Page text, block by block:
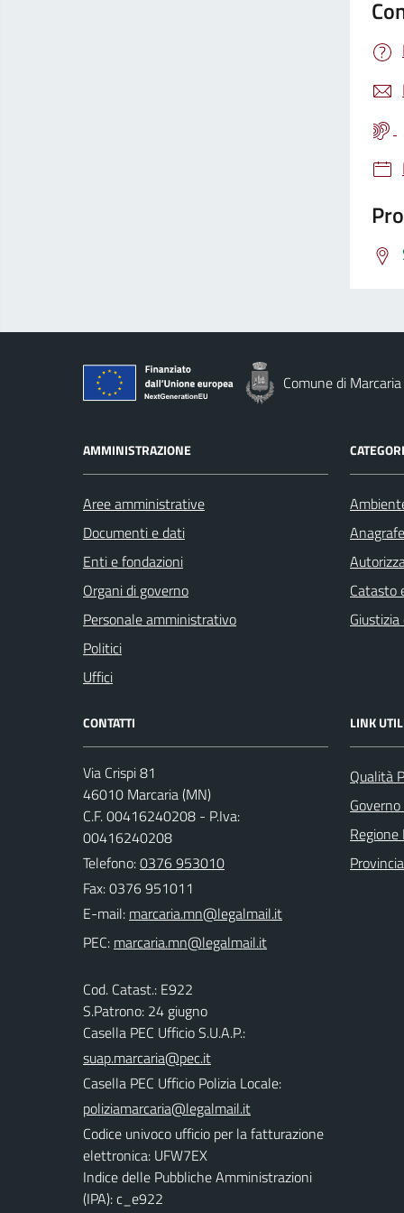
Comune di Marcaria
AMMINISTRAZIONE
Aree amministrative
Documenti e dati
Enti e fondazioni
Organi di governo
Personale amministrativo
Politici
Uffici
Catasto
CONTATTI
Via Crispi 81
46010 Marcaria (MN)
C.F. 00416240208 - P.Iva:
00416240208
Telefono:0376 953010
Fax: 0376 951011
E-mail:
PEC:
Cod. Catast.: E922
S.Patrono: 24 giugno
Casella PEC Ufficio S.U.A.P.:
suap.marcaria@pec.it
Casella PEC Ufficio Polizia Locale:
poliziamarcaria@legalmail.it
Codice univoco ufficio per la fatturazione
elettronica: UFW7EX
Indice delle Pubbliche Amministrazioni
(IPA): c_e922
LINK
Qualità
Regione